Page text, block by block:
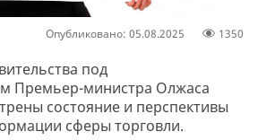
Опубликовано: 05.08.2025 1350
под
Премьер-министра Олжаса
состояние и перспективы
сферы торговли.